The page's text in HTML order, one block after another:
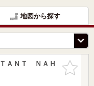
地図から探す
お気に入
りに追加
ＡＮＴ ＮＡＨ